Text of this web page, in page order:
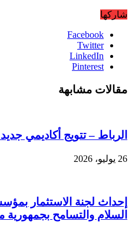
شاركها
Facebook
Twitter
LinkedIn
Pinterest
مقالات مشابهة
الرباط – تتويج أكاديمي
26 يوليو، 2026
إحداث لجنة الاستثمار
السلام والتسامح بجمهورية